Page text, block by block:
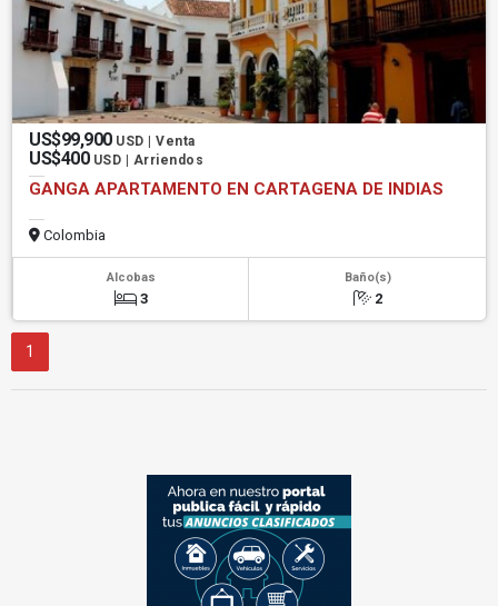
US$99,900 USD | Venta
US$400 USD | Arriendos
GANGA APARTAMENTO EN CARTAGENA DE INDIAS
Colombia
Alcobas
3
Baño(s)
2
1